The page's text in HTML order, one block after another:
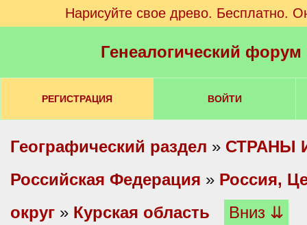
Нарисуйте свое древо. Бесплатно.
Генеалогический
РЕГИСТРАЦИЯ ВОЙТИ
Географический раздел » СТРАНЫ
Российская Федерация » Россия,
округ » Курская область Вниз ⇊